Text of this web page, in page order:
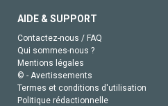
AIDE & SUPPORT
Contactez-nous / FAQ
Qui sommes-nous ?
Mentions légales
© - Avertissements
Termes et conditions d'utilisation
Politique rédactionnelle